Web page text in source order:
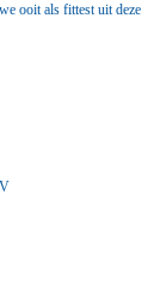
ooit als fittest uit deze